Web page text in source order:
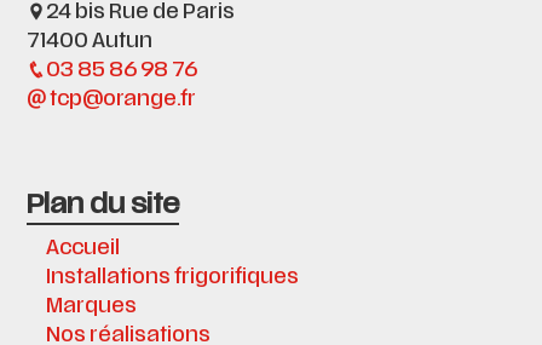
24 bis Rue de Paris
71400 Autun
03 85 86 98 76
tcp@orange.fr
Plan du site
Accueil
Installations frigorifiques
Marques
Nos réalisations